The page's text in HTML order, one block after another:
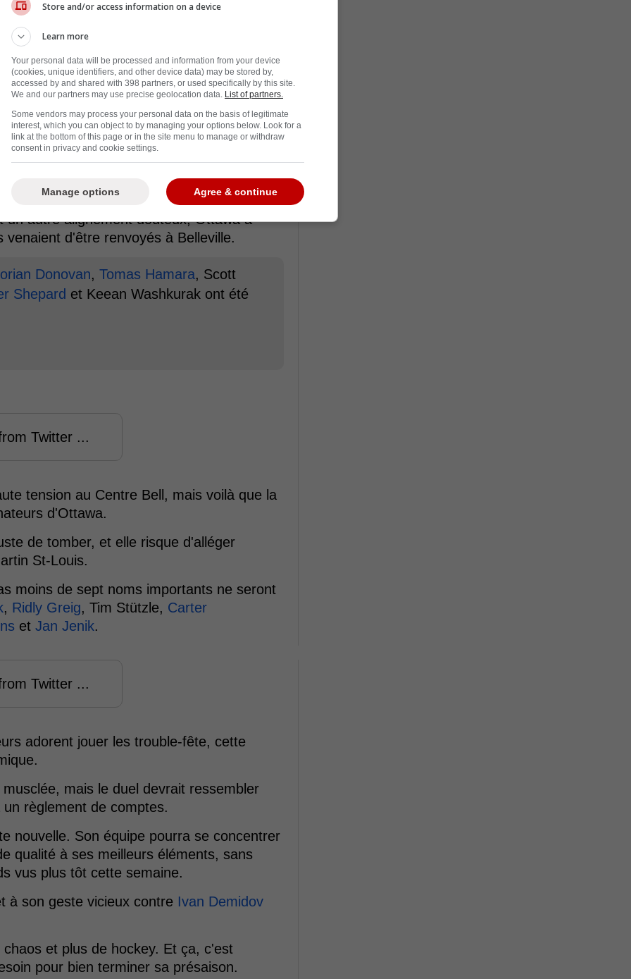
un autre alignement douteux, Ottawa a
d'être renvoyés à Belleville.
Donovan, Tomas Hamara, Scott
Shepard et Keean Washkurak ont été
Twitter ...
tension au Centre Bell, mais voilà que la
d'Ottawa.
de tomber, et elle risque d'alléger
St-Louis.
moins de sept noms importants ne seront
, Ridly Greig, Tim Stützle, Carter
et Jan Jenik.
Twitter ...
adorent jouer les trouble-fête, cette
mais le duel devrait ressembler
règlement de comptes.
nouvelle. Son équipe pourra se concentrer
qualité à ses meilleurs éléments, sans
vus plus tôt cette semaine.
à son geste vicieux contre Ivan Demidov
et plus de hockey. Et ça, c'est
pour bien terminer sa présaison.
Store and/or access information on a device
Learn more
Your personal data will be processed and information from your device
(cookies, unique identifiers, and other device data) may be stored by,
accessed by and shared with 398 partners, or used specifically by this site.
We and our partners may use precise geolocation data. List of partners.
Some vendors may process your personal data on the basis of legitimate
interest, which you can object to by managing your options below. Look for a
link at the bottom of this page or in the site menu to manage or withdraw
consent in privacy and cookie settings.
Agree & continue
Manage options